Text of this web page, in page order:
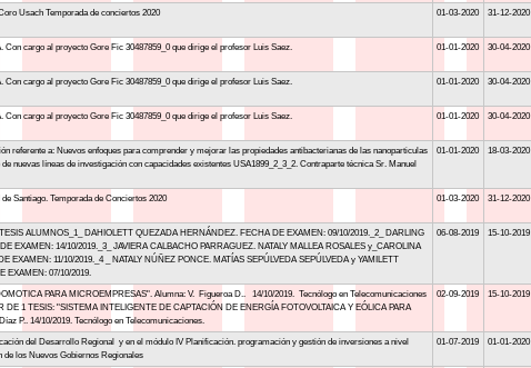
Usach Temporada de conciertos 2020 01-03-2020 31-12-2020
Con cargo al proyecto Gore Fic 30487859_0 que dirige el profesor Luis Saez. 01-01-2020 30-04-2020
Con cargo al proyecto Gore Fic 30487859_0 que dirige el profesor Luis Saez. 01-01-2020 30-04-2020
Con cargo al proyecto Gore Fic 30487859_0 que dirige el profesor Luis Saez. 01-01-2020 30-04-2020
referente a: Nuevos enfoques para comprender y mejorar las propiedades antibacterianas de las nanoparticulas
nuevas líneas de investigación con capacidades existentes USA1899_2_3_2. Contraparte técnica Sr. Manuel
01-01-2020 18-03-2020
Santiago. Temporada de Conciertos 2020 01-03-2020 31-12-2020
ALUMNOS_1_ DAHIOLETT QUEZADA HERNÁNDEZ. FECHA DE EXAMEN: 09/10/2019._2_ DARLING
EXAMEN: 14/10/2019._3_ JAVIERA CALBACHO PARRAGUEZ. NATALY MALLEA ROSALES y_CAROLINA
EXAMEN: 11/10/2019._4 _ NATALY NÚÑEZ PONCE. MATÍAS SEPÚLVEDA SEPÚLVEDA y YAMILETT
EXAMEN: 07/10/2019.
06-08-2019 15-10-2019
PARA MICROEMPRESAS". Alumna: V. Figueroa D.. 14/10/2019. Tecnólogo en Telecomunicaciones
1 TESIS: "SISTEMA INTELIGENTE DE CAPTACIÓN DE ENERGÍA FOTOVOLTAICA Y EÓLICA PARA
P.. 14/10/2019. Tecnólogo en Telecomunicaciones.
02-09-2019 15-10-2019
del Desarrollo Regional y en el módulo IV Planificación. programación y gestión de inversiones a nivel
de los Nuevos Gobiernos Regionales
01-07-2019 01-01-2020